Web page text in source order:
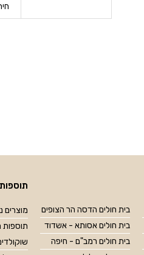
בית חולים הדסה הר הצופים
בית חולים אסותא - אשדוד
בית חולים רמב"ם - חיפה
מוצרים
תוספות